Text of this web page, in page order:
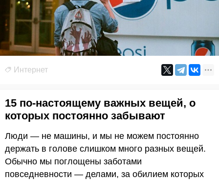
Интернет
15 по-настоящему важных вещей, о
которых постоянно забывают
Люди — не машины, и мы не можем постоянно
держать в голове слишком много разных вещей.
Обычно мы поглощены заботами
повседневности — делами, за обилием которых